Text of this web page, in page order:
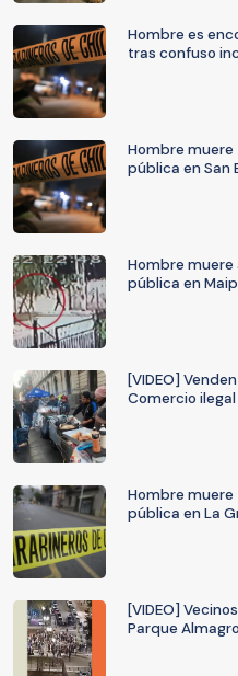
Hombre es
tras confuso
Hombre muere
pública en San
Hombre muere
pública en
[VIDEO]
Comercio
Hombre muere
pública en La
[VIDEO]
Parque Almagro